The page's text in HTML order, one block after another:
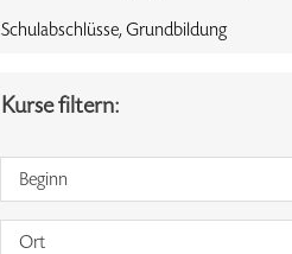
Schulabschlüsse, Grundbildung
Kurse filtern:
Beginn
Ort